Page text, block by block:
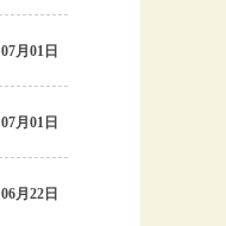
07月01日
07月01日
06月22日